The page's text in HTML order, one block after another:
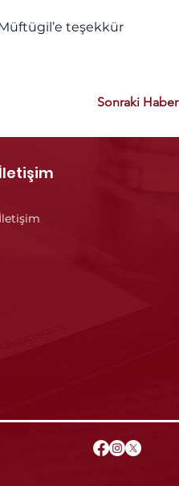
teşekkür
Sonraki Haber
İletişim
İletişim